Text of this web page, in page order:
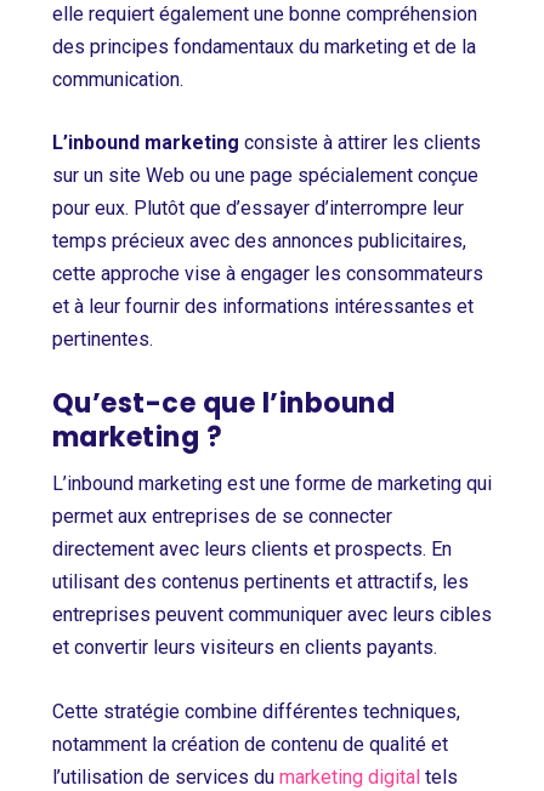
elle requiert également une bonne compréhension
des principes fondamentaux du marketing et de la
communication.
L’inbound marketing consiste à attirer les clients
sur un site Web ou une page spécialement conçue
pour eux. Plutôt que d’essayer d’interrompre leur
temps précieux avec des annonces publicitaires,
cette approche vise à engager les consommateurs
et à leur fournir des informations intéressantes et
pertinentes.
Qu’est-ce que l’inbound
marketing ?
L’inbound marketing est une forme de marketing qui
permet aux entreprises de se connecter
directement avec leurs clients et prospects. En
utilisant des contenus pertinents et attractifs, les
entreprises peuvent communiquer avec leurs cibles
et convertir leurs visiteurs en clients payants.
Cette stratégie combine différentes techniques,
notamment la création de contenu de qualité et
l’utilisation de services du marketing digitaltels